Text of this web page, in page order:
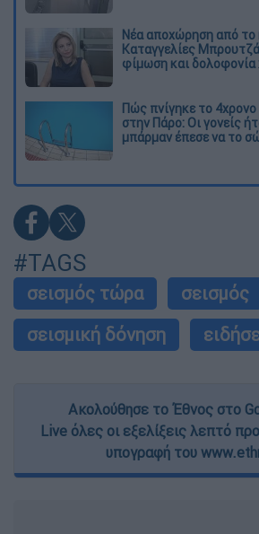
Νέα αποχώρηση από το
Καταγγελίες
φίμωση και
Πώς πνίγηκε το 4χρονο
στην Πάρο: Οι γονείς
μπάρμαν έπεσε να το
#TAGS
σεισμός τώρα
σεισμός
σεισμική δόνηση
Ακολούθησε το Έθνος στο
Live όλες οι εξελίξεις λεπτό
υπογραφή του